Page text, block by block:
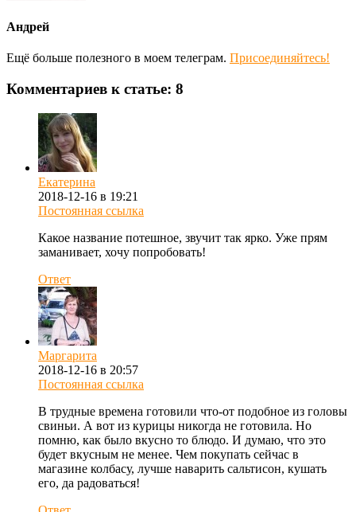
Андрей
Ещё больше полезного в моем телеграм. Присоединяйтесь!
Комментариев к статье: 8
Екатерина
2018-12-16 в 19:21
Постоянная ссылка
Какое название потешное, звучит так ярко. Уже прям
заманивает, хочу попробовать!
Ответ
Маргарита
2018-12-16 в 20:57
Постоянная ссылка
В трудные времена готовили что-от подобное из головы
свиньи. А вот из курицы никогда не готовила. Но
помню, как было вкусно то блюдо. И думаю, что это
будет вкусным не менее. Чем покупать сейчас в
магазине колбасу, лучше наварить сальтисон, кушать
его, да радоваться!